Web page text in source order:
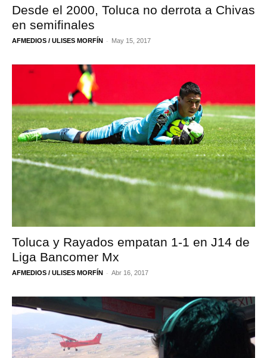
Desde el 2000, Toluca no derrota a Chivas
en semifinales
AFMEDIOS / ULISES MORFÍN - May 15, 2017
Toluca y Rayados empatan 1-1 en J14 de
Liga Bancomer Mx
AFMEDIOS / ULISES MORFÍN - Abr 16, 2017